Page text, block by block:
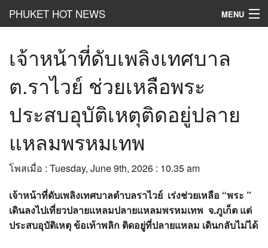
PHUKET HOT NEWS MENU
HotClip
Hot List
Hot Gossip
HotBusiness
เที่ยว ชิม ช๊อป
HotHealth and Beauty
PR News
เจ้าหน้าที่ดับเพลิงเทศบาล
ต.ราไวย์ ช่วยเหลือพระ
ประสบอุบัติเหตุติดอยู่ปลาย
แหลมพรหมเทพ
โพสเมื่อ : Tuesday, June 9th, 2026 : 10.35 am
เจ้าหน้าที่ดับเพลิงเทศบาลตำบลราไวย์ เร่งช่วยเหลือ “พระ ”
เดินลงไปเที่ยวปลายแหลมปลายแหลมพรหมเทพ จ.ภูเก็ต แต่
ประสบอุบัติเหตุ ข้อเท้าพลิก ติดอยู่ที่ปลายแหลม เดินกลับไม่ได้